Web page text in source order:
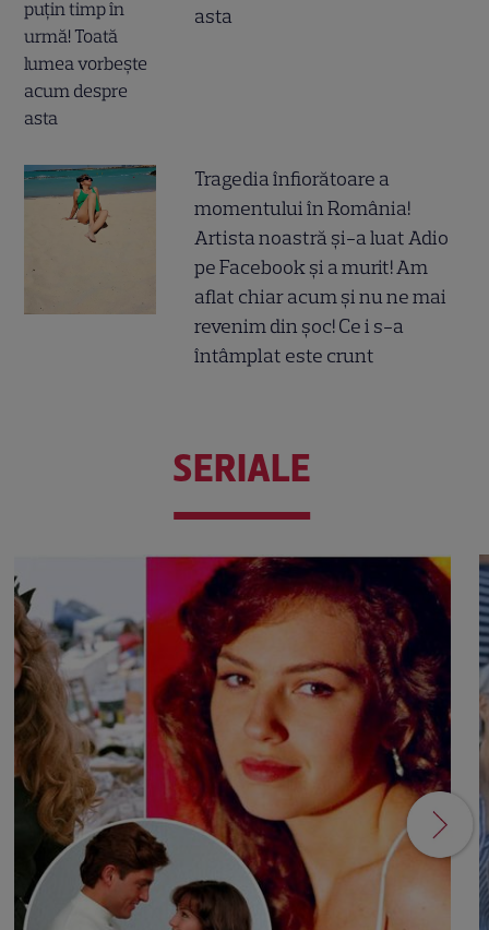
asta
Tragedia înfiorătoare a
momentului în România!
Artista noastră și-a luat Adio
pe Facebook și a murit! Am
aflat chiar acum și nu ne mai
revenim din șoc! Ce i s-a
întâmplat este crunt
SERIALE